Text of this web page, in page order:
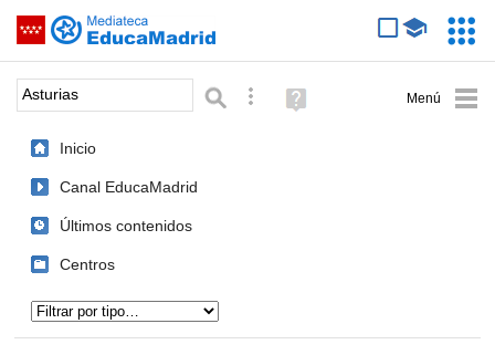
Saltar navegación
Palabra o frase: Búsqueda avanzada
Ayuda
(en
Inicio
Canal EducaMadrid
Últimos contenidos
Centros